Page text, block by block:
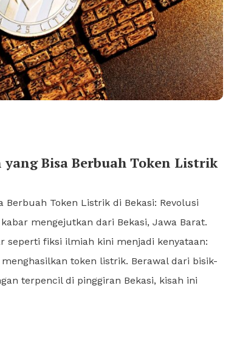
yang Bisa Berbuah Token Listrik
Berbuah Token Listrik di Bekasi: Revolusi
mengejutkan dari Bekasi, Jawa Barat.
seperti fiksi ilmiah kini menjadi kenyataan:
token listrik. Berawal dari bisik-
terpencil di pinggiran Bekasi, kisah ini